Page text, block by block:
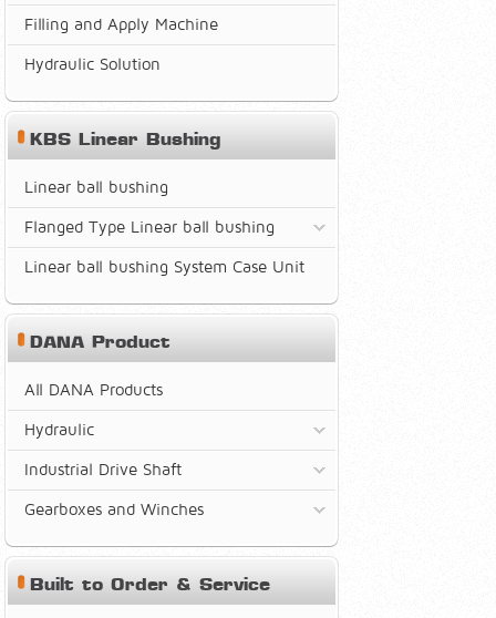
Filling and Apply Machine
Hydraulic Solution
KBS Linear Bushing
Linear ball bushing
Flanged Type Linear ball bushing
Linear ball bushing System Case Unit
DANA Product
All DANA Products
Hydraulic
Industrial Drive Shaft
Gearboxes and Winches
Built to Order & Service